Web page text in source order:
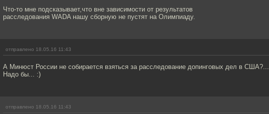
Что-то мне подсказывает,что вне зависимости от результатов
расследования WADA нашу сборную не пустят на Олимпиаду.
отправлено 18.05.16 11:43
А Минюст России не собирается взяться за расследование допинговых дел в США?...
Надо бы... :)
отправлено 18.05.16 11:43